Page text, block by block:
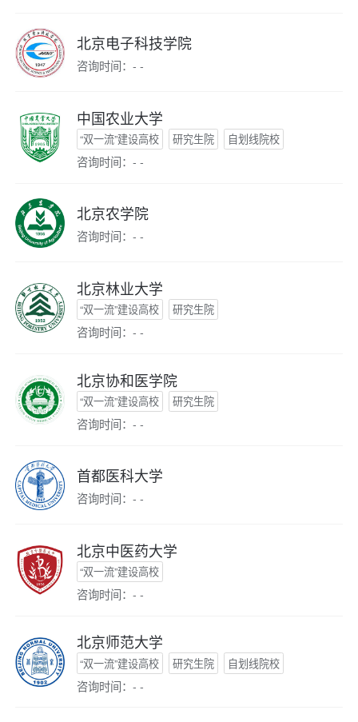
北京电子科技学院
咨询时间：- -
中国农业大学
“双一流”建设高校 研究生院 自划线院校
咨询时间：- -
北京农学院
咨询时间：- -
北京林业大学
“双一流”建设高校 研究生院
咨询时间：- -
北京协和医学院
“双一流”建设高校 研究生院
咨询时间：- -
首都医科大学
咨询时间：- -
北京中医药大学
“双一流”建设高校
咨询时间：- -
北京师范大学
“双一流”建设高校 研究生院 自划线院校
咨询时间：- -